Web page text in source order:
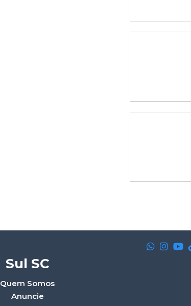
Sul SC
Quem Somos
Anuncie